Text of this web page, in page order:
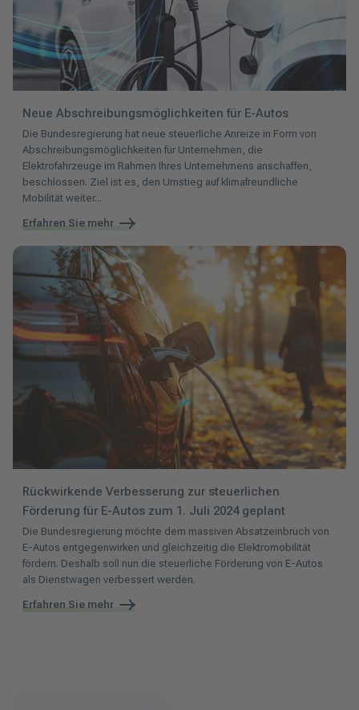
Neue Abschreibungsmöglichkeiten für E-Autos
Die Bundesregierung hat neue steuerliche Anreize in Form von
Abschreibungsmöglichkeiten für Unternehmen, die
Elektrofahrzeuge im Rahmen Ihres Unternehmens anschaffen,
beschlossen. Ziel ist es, den Umstieg auf klimafreundliche
Mobilität weiter...
Erfahren Sie mehr
Rückwirkende Verbesserung zur steuerlichen
Förderung für E-Autos zum 1. Juli 2024 geplant
Die Bundesregierung möchte dem massiven Absatzeinbruch von
E-Autos entgegenwirken und gleichzeitig die Elektromobilität
fördern. Deshalb soll nun die steuerliche Förderung von E-Autos
als Dienstwagen verbessert werden.
Erfahren Sie mehr